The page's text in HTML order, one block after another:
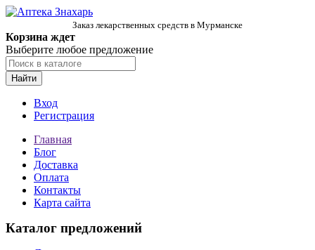
Заказ лекарственных средств в Мурманске
Корзина ждет
Выберите любое предложение
Найти
Вход
Регистрация
Главная
Блог
Доставка
Оплата
Контакты
Карта сайта
Каталог предложений